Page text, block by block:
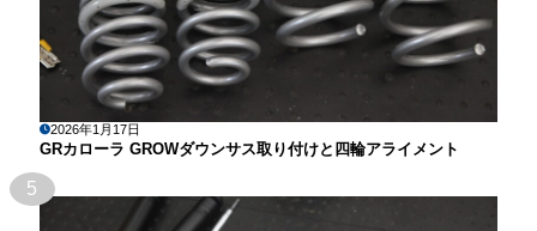
2026年1月17日
GRカローラ GROWダウンサス取り付けと四輪アライメント
5